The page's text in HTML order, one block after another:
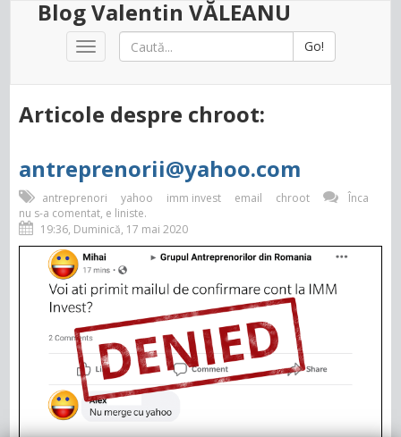
Blog Valentin VĂLEANU
Toggle
Go!
Articole despre chroot:
antreprenorii@yahoo.com
antreprenori yahoo imm invest email chroot
Înca
nu s-a comentat, e liniste.
19:36, Duminică, 17 mai 2020